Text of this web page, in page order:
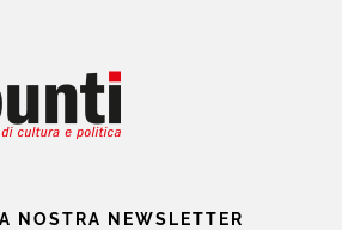
NOSTRA NEWSLETTER